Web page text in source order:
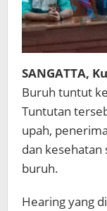
SANGATTA,
Buruh tuntut
Tuntutan
upah,
dan
buruh.
Hearing yang